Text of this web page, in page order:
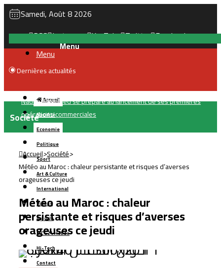
Samedi, Août 8 2026
RSS Instagram YouTube Twitter Facebook
Dernières actualités
Tanger : l’aéroport Ibn Battouta prépare son changement
d’échelle
Menu
Accueil
Société
Economie
Politique
Sport
Art & Culture
International
Vidéos
بالعربية
MCG24 Hebdo
Hi-Tech
Contact
Société
Accueil>Société>
Météo au Maroc : chaleur persistante et risques d’averses
orageuses ce jeudi
Météo au Maroc : chaleur
persistante et risques d’averses
orageuses ce jeudi